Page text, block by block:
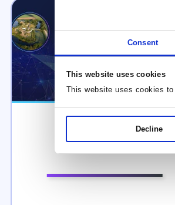
Consent
This website uses cookies
This website uses cookies
Decline